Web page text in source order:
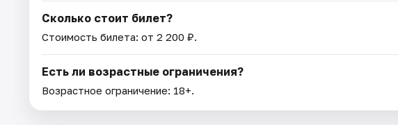
Сколько стоит билет?
Стоимость билета: от 2 200 ₽.
Есть ли возрастные ограничения?
Возрастное ограничение: 18+.